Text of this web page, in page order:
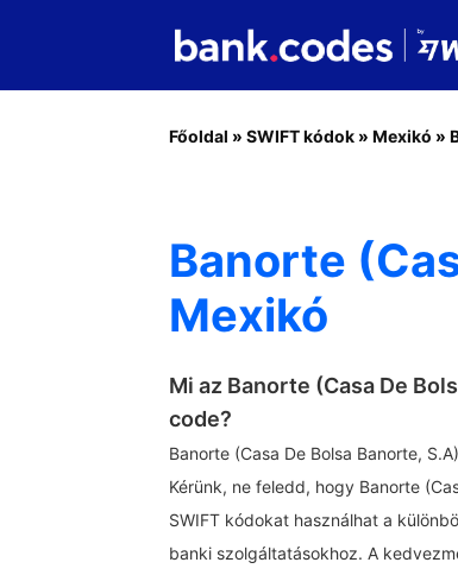
Főoldal » SWIFT kódok » Mexikó »
Banorte
Mexikó
Mi az Banorte (Casa De
code?
Banorte (Casa De Bolsa Banorte,
Kérünk, ne feledd, hogy Banorte
SWIFT kódokat használhat a
banki szolgáltatásokhoz. A